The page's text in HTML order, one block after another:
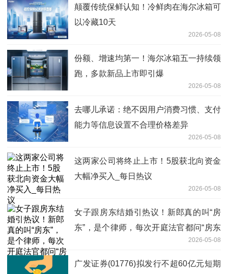
颠覆传统保鲜认知！冷鲜肉在海尔冰箱可
以冷藏10天
2026-05-08
份额、增速均第一！海尔冰箱五一持续领
跑，多款新品上市即引爆
2026-05-08
去哪儿承诺：绝不因用户消费习惯、支付
能力等信息设置不合理价格差异
2026-05-08
这两家公司将终止上市！5股获北向资金
大幅净买入_每日热议
2026-05-08
女子跟房东结婚引热议！新郎真的叫“房
东”，是个律师，每次开庭法官都问“房东
来了没” ……网友：“房东”配“加薪”注定越
过越富_观点
2026-05-08
广发证券(01776)拟发行不超60亿元短期